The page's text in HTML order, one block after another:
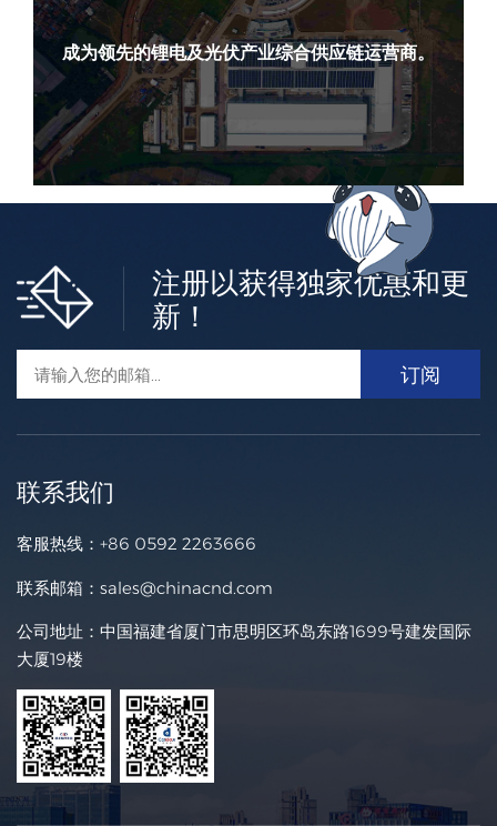
成为领先的锂电及光伏产业综合供应链运营商。
注册以获得独家优惠和更
新！
联系我们
客服热线： +86 0592 2263666
联系邮箱： sales@chinacnd.com
公司地址：中国福建省厦门市思明区环岛东路1699号建发国际
大厦19楼